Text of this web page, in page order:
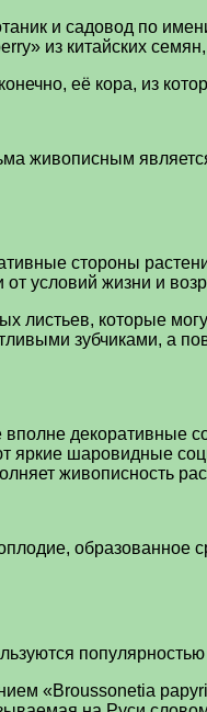
и садовод по
из китайских
её кора, из
живописным
стороны
условий жизни и
листьев, которые
зубчиками, а
декоративные
яркие шаровидные
живописность
«Broussonetia